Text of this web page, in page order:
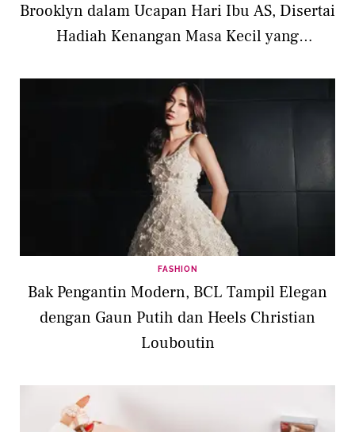
Brooklyn dalam Ucapan Hari Ibu AS, Disertai
Hadiah Kenangan Masa Kecil yang
FASHION
Bak Pengantin Modern, BCL Tampil Elegan
dengan Gaun Putih dan Heels Christian
Louboutin